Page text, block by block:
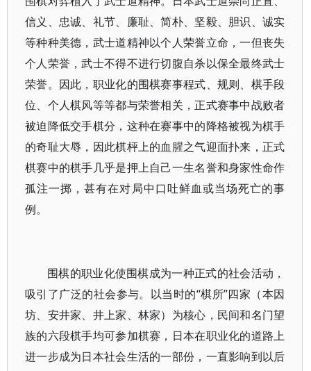
信义、忠诚、礼节、廉耻、简朴、坚毅、胆识、诚实
等种种美德，武士道精神以个人荣誉立命，一但丧失
个人荣誉，武士不得不进行切腹自杀以保全最终武士
荣誉。因此，职业化的围棋赛事程式、规则、棋手段
位、个人棋风等等都与荣誉相关，正式赛事中战败者
被迫降低交手棋分，这种在赛事中的降格被视为棋手
的奇耻大辱，因此棋枰上的血腥之气迎面扑来，正式
棋赛中的棋手几乎是押上自己一生名誉和身家性命作
孤注一掷，甚有在对局中口吐鲜血或当场死亡的事
例。
围棋的职业化使围棋成为一种正式的社会活动，
吸引了广泛的社会参与。以当时的“棋所”四家（本因
坊、安井家、井上家、林家）为核心，民间和名门望
族的六段棋手均可参加棋赛，日本在职业化的道路上
进一步成为日本社会生活的一部份，一直影响到以后